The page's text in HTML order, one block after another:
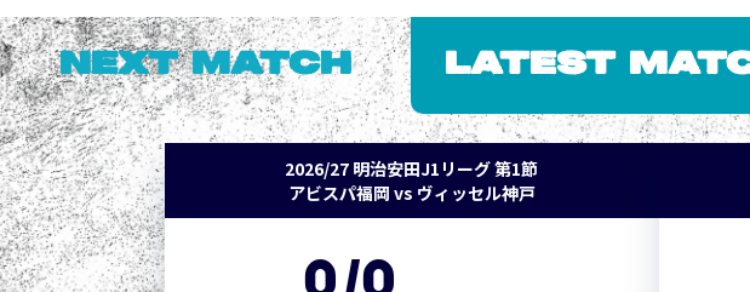
NEXT MATCH LATEST
2026/27 明治安田J1リーグ 第1節
アビスパ福岡 vs ヴィッセル神戸